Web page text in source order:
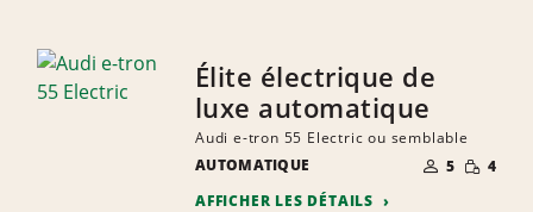
Élite électrique de
luxe automatique
Audi e-tron 55 Electric ou semblable
AUTOMATIQUE
NOMBRE DE
PERSONNES
5 RÉDUITE
4
AFFICHER LES DÉTAILS